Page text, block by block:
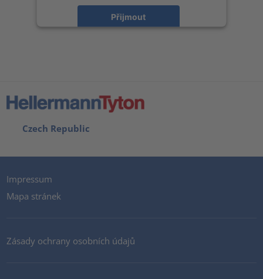
Přijmout
Czech Republic
Impressum
Mapa stránek
Zásady ochrany osobních údajů